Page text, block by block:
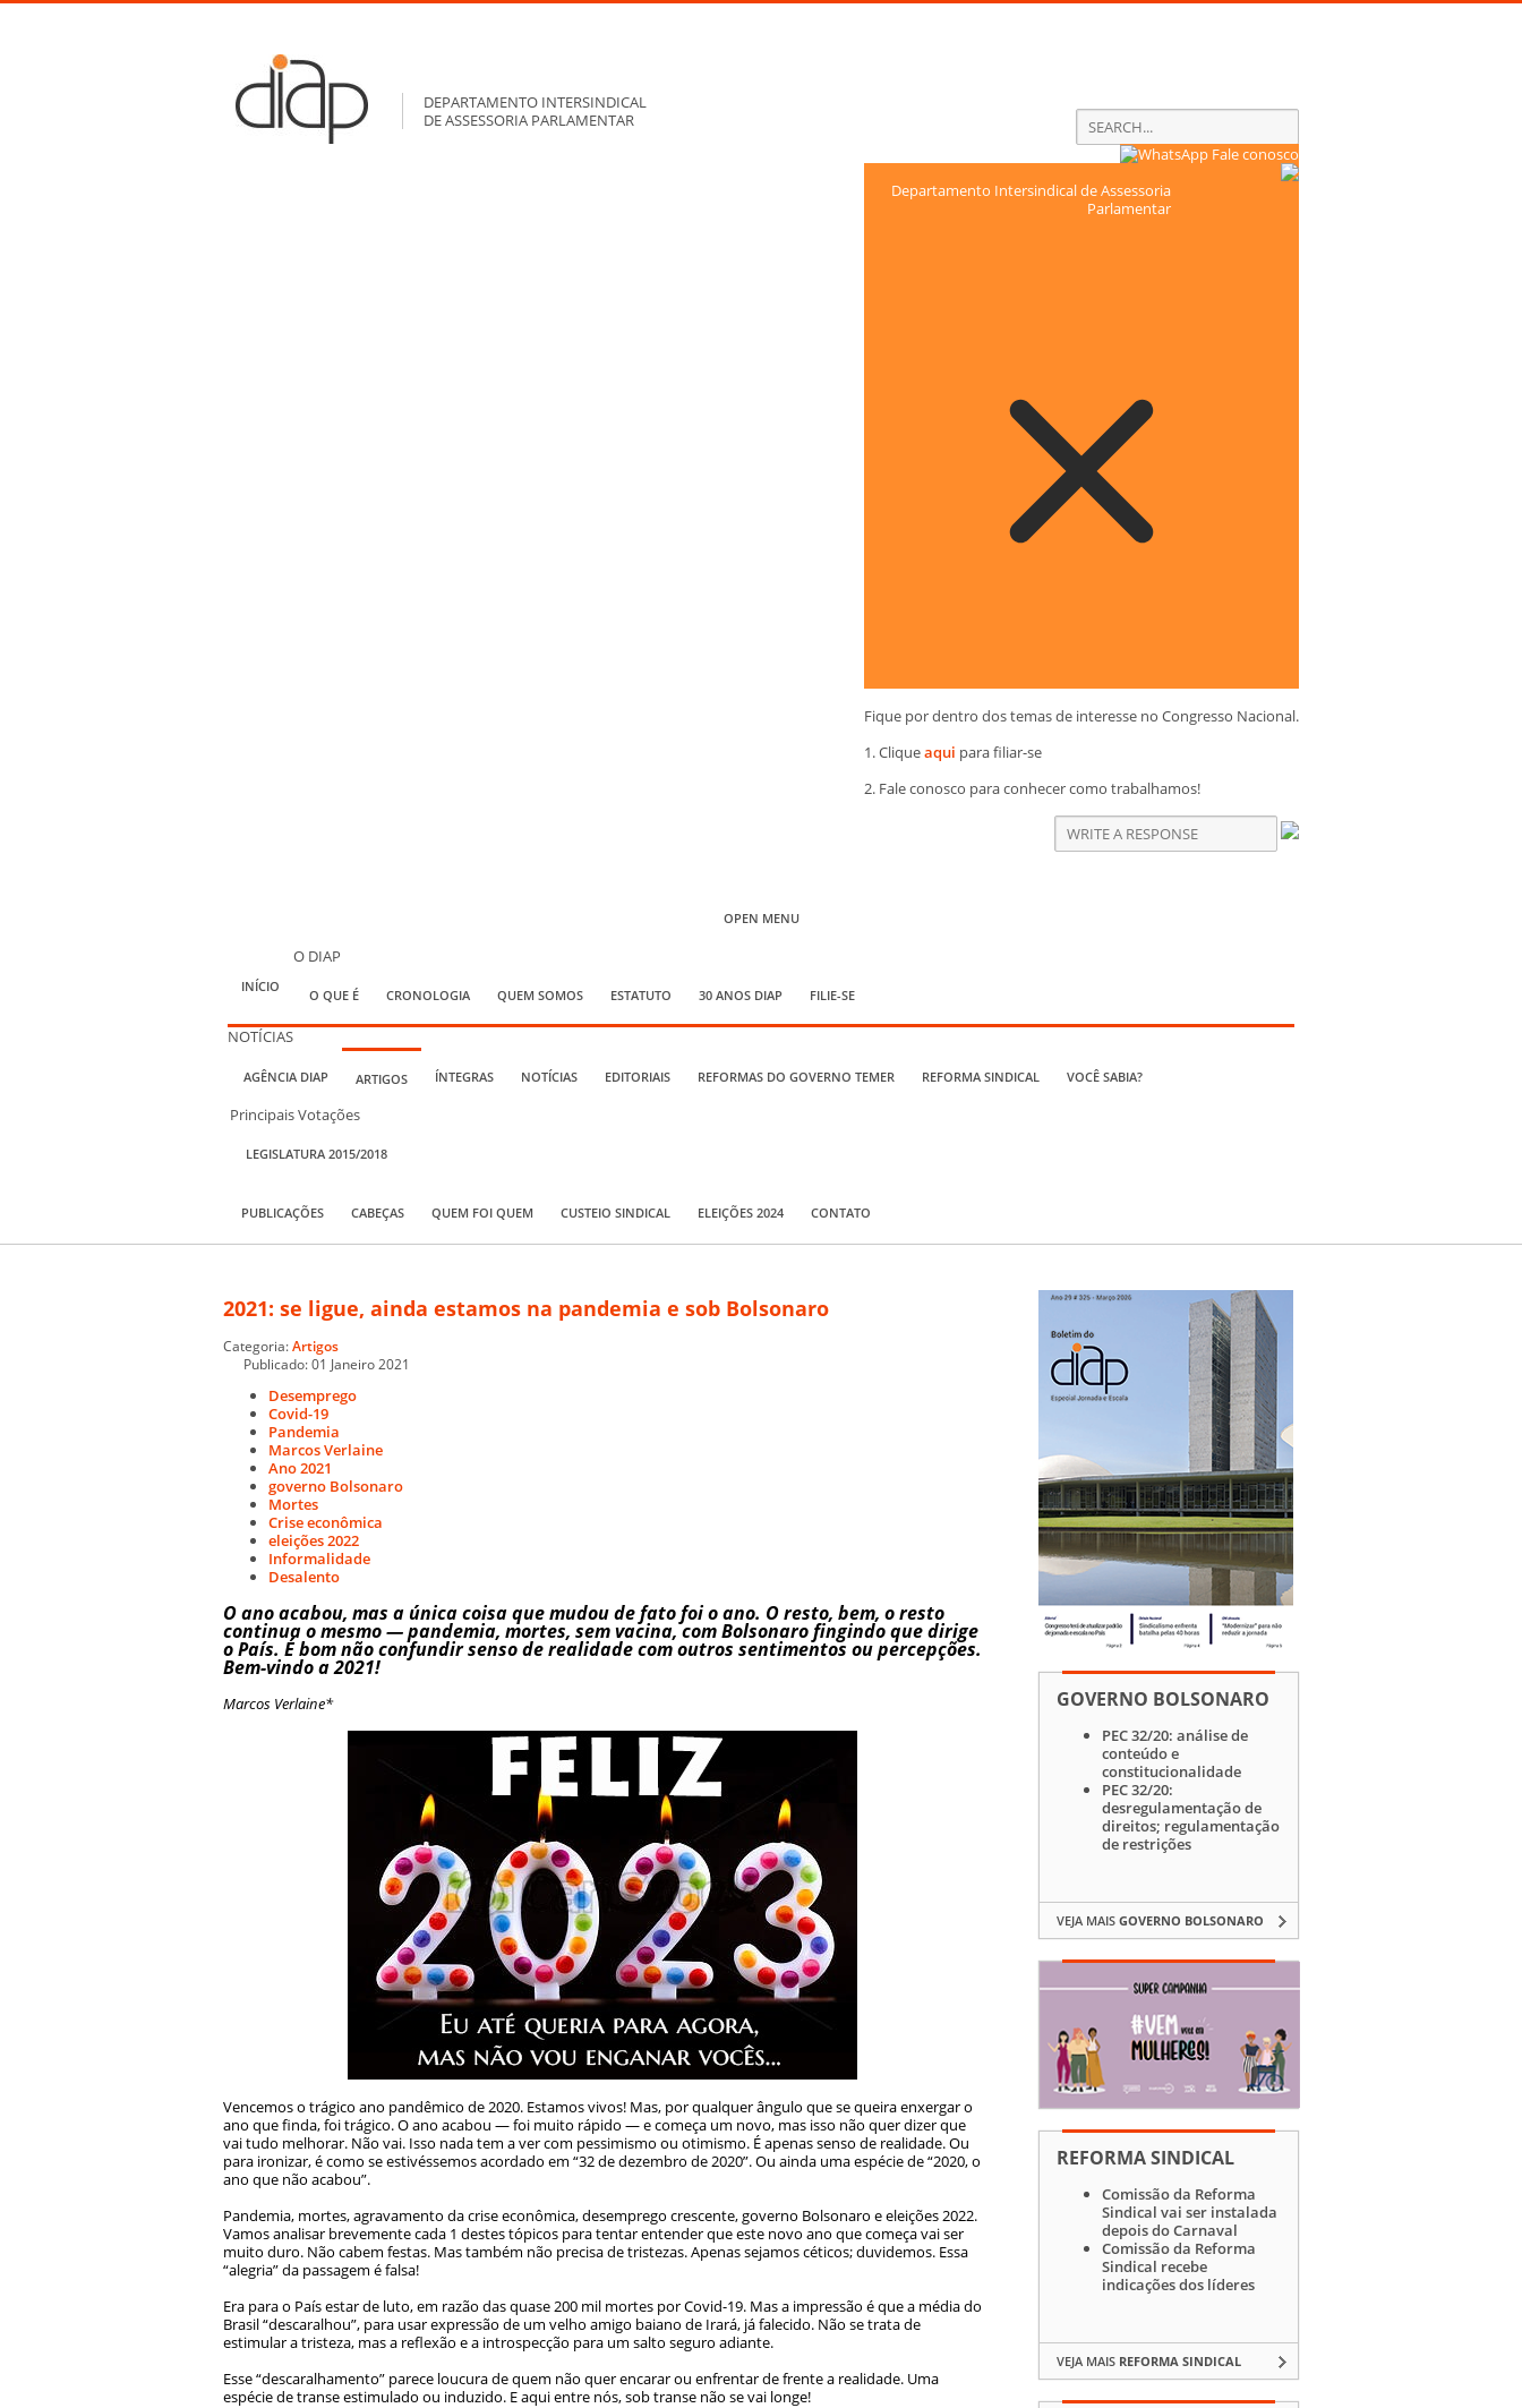
DEPARTAMENTO INTERSINDICAL
DE ASSESSORIA PARLAMENTAR
Fale conosco
Departamento Intersindical de Assessoria
Parlamentar
Fique por dentro dos temas de interesse no Congresso Nacional.
1. Cliqueaqui para filiar-se
2. Fale conosco para conhecer como trabalhamos!
OPEN MENU
INÍCIO
O DIAP
O QUE É CRONOLOGIA QUEM SOMOS ESTATUTO 30 ANOS DIAP FILIE-SE
NOTÍCIAS
AGÊNCIA DIAP ARTIGOS ÍNTEGRAS NOTÍCIAS EDITORIAIS REFORMAS DO GOVERNO TEMER REFORMA SINDICAL VOCÊ SABIA?
Principais Votações
LEGISLATURA 2015/2018
PUBLICAÇÕES CABEÇAS QUEM FOI QUEM CUSTEIO SINDICAL ELEIÇÕES 2024 CONTATO
2021: se ligue, ainda estamos na pandemia e sob Bolsonaro
Categoria:Artigos
Publicado: 01 Janeiro 2021
Desemprego
Covid-19
Pandemia
Marcos Verlaine
Ano 2021
governo Bolsonaro
Mortes
Crise econômica
eleições 2022
Informalidade
Desalento
O ano acabou, mas a única coisa que mudou de fato foi o ano. O resto, bem, o resto
continua o mesmo — pandemia, mortes, sem vacina, com Bolsonaro fingindo que dirige
o País. É bom não confundir senso de realidade com outros sentimentos ou percepções.
Bem-vindo a 2021!
Marcos Verlaine*
Vencemos o trágico ano pandêmico de 2020. Estamos vivos! Mas, por qualquer ângulo que se queira enxergar o
ano que finda, foi trágico. O ano acabou — foi muito rápido — e começa um novo, mas isso não quer dizer que
vai tudo melhorar. Não vai. Isso nada tem a ver com pessimismo ou otimismo. É apenas senso de realidade. Ou
para ironizar, é como se estivéssemos acordado em “32 de dezembro de 2020”. Ou ainda uma espécie de“2020, o
ano que não acabou”.
Pandemia, mortes, agravamento da crise econômica, desemprego crescente, governo Bolsonaro e eleições 2022.
Vamos analisar brevemente cada 1 destes tópicos para tentar entender que este novo ano que começa vai ser
muito duro. Não cabem festas. Mas também não precisa de tristezas. Apenas sejamos céticos; duvidemos. Essa
“alegria” da passagem é falsa!
Era para o País estar de luto, em razão das quase 200 mil mortes por Covid-19. Mas a impressão é que a média do
Brasil “descaralhou”, para usar expressão de um velho amigo baiano de Irará, já falecido. Não se trata de
estimular a tristeza, mas a reflexão e a introspecção para um salto seguro adiante.
Esse “descaralhamento” parece loucura de quem não quer encarar ou enfrentar de frente a realidade. Uma
espécie de transe estimulado ou induzido. E aqui entre nós, sob transe não se vai longe!
GOVERNO BOLSONARO
PEC 32/20: análise de
conteúdo e
constitucionalidade
PEC 32/20:
desregulamentação de
direitos; regulamentação
de restrições
VEJA MAIS GOVERNO BOLSONARO
REFORMA SINDICAL
Comissão da Reforma
Sindical vai ser instalada
depois do Carnaval
Comissão da Reforma
Sindical recebe
indicações dos líderes
VEJA MAIS REFORMA SINDICAL